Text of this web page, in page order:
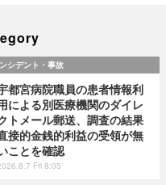
シデント・事故
都宮病院職員の患者情報利
による別医療機関のダイレ
トメール郵送、調査の結果
接的金銭的利益の受領が無
ことを確認
Fri 8:05